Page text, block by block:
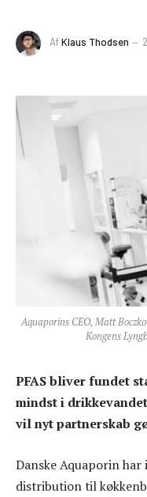
AfKlaus Thodsen
Aquaporins CEO, Matt
Kongens
PFAS bliver fundet
mindst i
vil nyt partnerskab
Danske Aquaporin
distribution til